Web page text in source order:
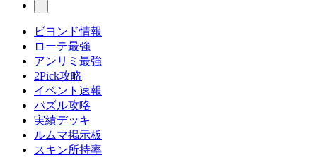
ビヨンド情報
ローテ最強
アンリミ最強
2Pick攻略
イベント速報
パズル攻略
実績デッキ
ルムマ掲示板
スキン所持率